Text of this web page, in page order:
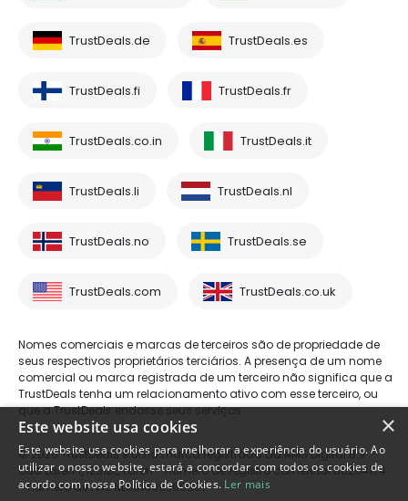
TrustDeals.de TrustDeals.es
TrustDeals.fi TrustDeals.fr
TrustDeals.co.in TrustDeals.it
TrustDeals.li TrustDeals.nl
TrustDeals.no TrustDeals.se
TrustDeals.com TrustDeals.co.uk
Nomes comerciais e marcas de terceiros são de propriedade de
seus respectivos proprietários terciários. A presença de um nome
comercial ou marca registrada de um terceiro não significa que a
TrustDeals tenha um relacionamento ativo com esse terceiro, ou
que a TrustDeals endosse seus serviços.
© 2026 TrustDeals é uma marca registrada da AMS Digital B.V. -
Oud Laren 1, 1251BL, Laren - número de registro comercial 80264174
- número de IVA: NL861609360B01
×
Este website usa cookies
Este website usa cookies para melhorar a experiência do usuário. Ao
utilizar o nosso website, estará a concordar com todos os cookies de
acordo com nossa Política de Cookies. Ler mais